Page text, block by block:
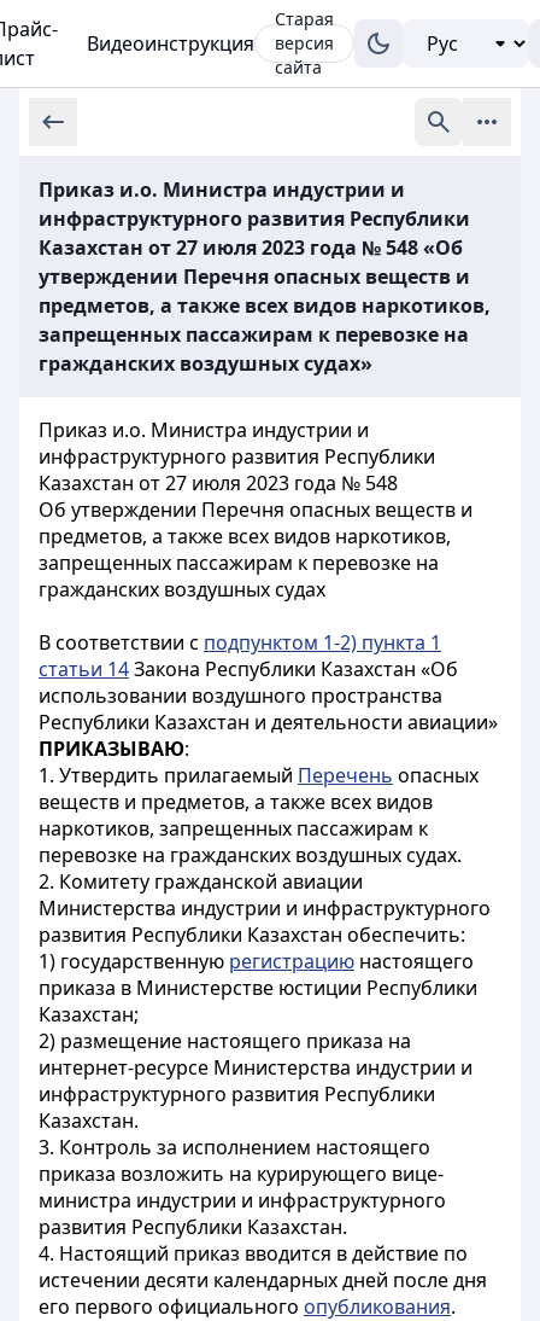
Видеоинструкция
Старая
версия
сайта
Приказ и.о. Министра индустрии и
инфраструктурного развития Республики
Казахстан от 27 июля 2023 года № 548 «Об
утверждении Перечня опасных веществ и
предметов, а также всех видов наркотиков,
запрещенных пассажирам к перевозке на
гражданских воздушных судах»
Приказ и.о. Министра индустрии и
инфраструктурного развития Республики
Казахстан от 27 июля 2023 года № 548
Об утверждении Перечня опасных веществ и
предметов, а также всех видов наркотиков,
запрещенных пассажирам к перевозке на
гражданских воздушных судах
В соответствии с подпунктом 1-2) пункта 1
статьи 14Закона Республики Казахстан «Об
использовании воздушного пространства
Республики Казахстан и деятельности авиации»
ПРИКАЗЫВАЮ:
1. Утвердить прилагаемый Перечень опасных
веществ и предметов, а также всех видов
наркотиков, запрещенных пассажирам к
перевозке на гражданских воздушных судах.
2. Комитету гражданской авиации
Министерства индустрии и инфраструктурного
развития Республики Казахстан обеспечить:
1) государственную регистрацию настоящего
приказа в Министерстве юстиции Республики
Казахстан;
2) размещение настоящего приказа на
интернет-ресурсе Министерства индустрии и
инфраструктурного развития Республики
Казахстан.
3. Контроль за исполнением настоящего
приказа возложить на курирующего вице-
министра индустрии и инфраструктурного
развития Республики Казахстан.
4. Настоящий приказ вводится в действие по
истечении десяти календарных дней после дня
его первого официального опубликования.